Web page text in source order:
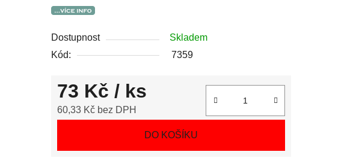
Dostupnost
Skladem
Kód:
7359
73 Kč / ks
60,33 Kč bez DPH
DO KOŠÍKU